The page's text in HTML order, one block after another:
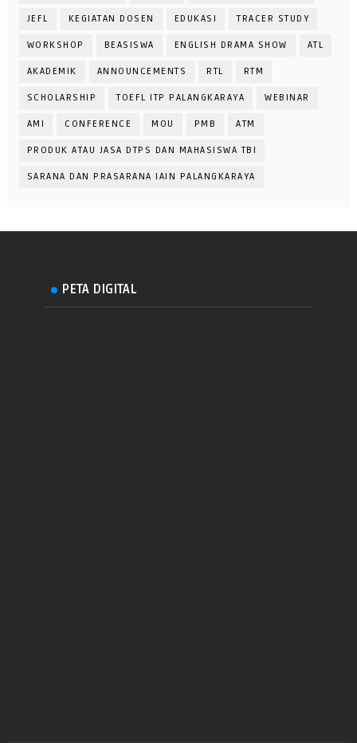
JEFL KEGIATAN DOSEN EDUKASI TRACER STUDY
WORKSHOP BEASISWA ENGLISH DRAMA SHOW ATL
AKADEMIK ANNOUNCEMENTS RTL RTM
SCHOLARSHIP TOEFL ITP PALANGKARAYA WEBINAR
AMI CONFERENCE MOU PMB ATM
PRODUK ATAU JASA DTPS DAN MAHASISWA TBI
SARANA DAN PRASARANA IAIN PALANGKARAYA
PETA DIGITAL